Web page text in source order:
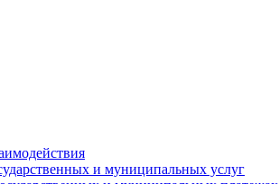
и муниципальных услуг